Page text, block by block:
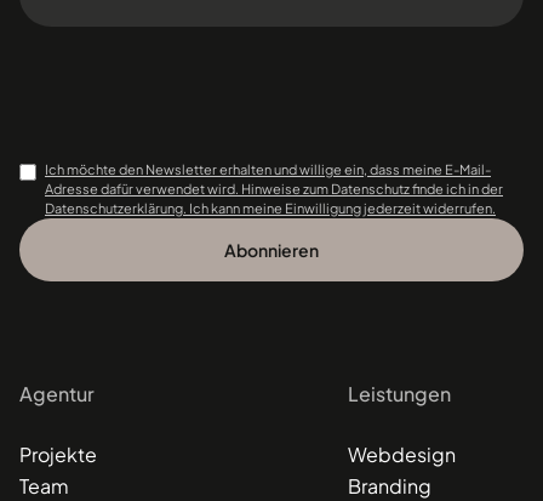
Ich möchte den Newsletter erhalten und willige ein, dass meine E-Mail-
Adresse dafür verwendet wird. Hinweise zum Datenschutz finde ich in der
Datenschutzerklärung. Ich kann meine Einwilligung jederzeit widerrufen.
Agentur
Projekte
Team
Leistungen
Webdesign
Branding